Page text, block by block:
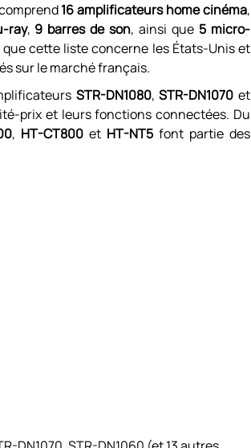
16 amplificateurs home cinéma,
ray, 9 barres de son, ainsi que 5 micro-
cette liste concerne les États-Unis et
sur le marché français.
STR-DN1080,STR-DN1070 et
prix et leurs fonctions connectées. Du
, HT-CT800 et HT-NT5 font partie des